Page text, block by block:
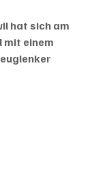
hat sich am
einem